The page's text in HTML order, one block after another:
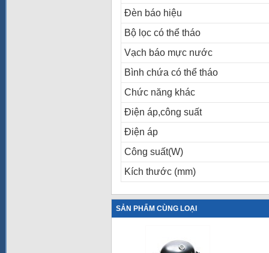
Đèn báo hiệu
Bộ lọc có thể tháo
Vạch báo mực nước
Bình chứa có thể tháo
Chức năng khác
Điện áp,công suất
Điện áp
Công suất(W)
Kích thước (mm)
SẢN PHẨM CÙNG LOẠI